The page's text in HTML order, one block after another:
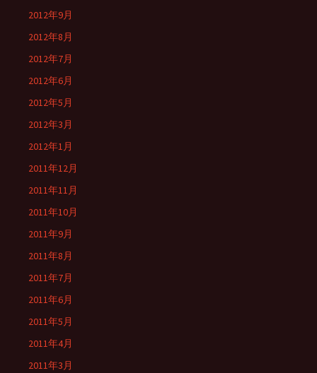
2012年9月
2012年8月
2012年7月
2012年6月
2012年5月
2012年3月
2012年1月
2011年12月
2011年11月
2011年10月
2011年9月
2011年8月
2011年7月
2011年6月
2011年5月
2011年4月
2011年3月